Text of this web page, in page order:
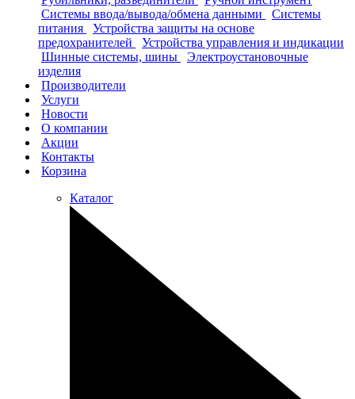
Системы ввода/вывода/обмена данными
Системы
питания
Устройства защиты на основе
предохранителей
Устройства управления и индикации
Шинные системы, шины
Электроустановочные
изделия
Производители
Услуги
Новости
О компании
Акции
Контакты
Корзина
Каталог